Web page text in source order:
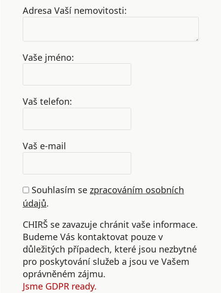
Adresa Vaší nemovitosti:
Vaše jméno:
Vaš telefon:
Vaš e-mail
Souhlasím se zpracováním osobních
údajů.
CHIRŠ se zavazuje chránit vaše informace.
Budeme Vás kontaktovat pouze v
důležitých případech, které jsou nezbytné
pro poskytování služeb a jsou ve Vašem
oprávněném zájmu.
Jsme GDPR ready.